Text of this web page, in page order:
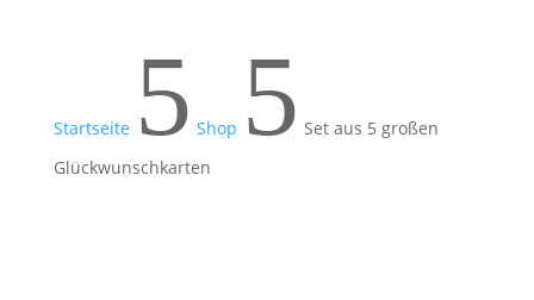
Startseite 5 Shop 5 Set aus 5 großen
Glückwunschkarten